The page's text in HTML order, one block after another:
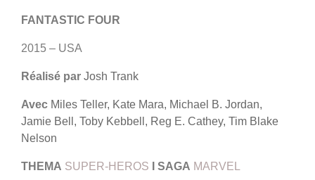
FANTASTIC FOUR
2015 – USA
Réalisé par Josh Trank
Avec Miles Teller, Kate Mara, Michael B. Jordan,
Jamie Bell, Toby Kebbell, Reg E. Cathey, Tim Blake
Nelson
THEMA SUPER-HEROS SAGA MARVEL